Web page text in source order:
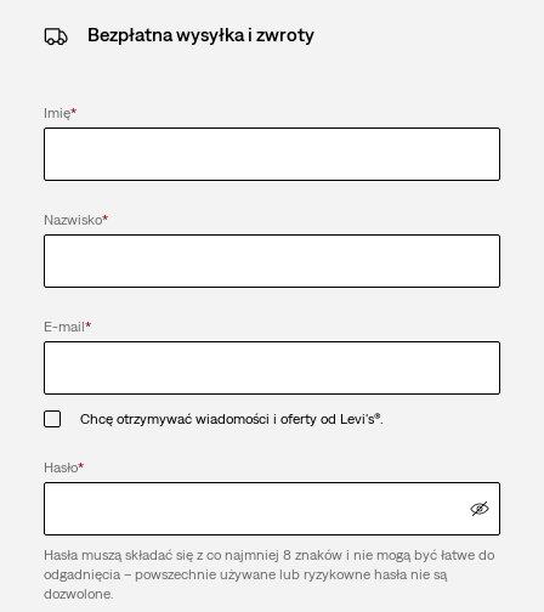
Bezpłatna wysyłka i zwroty
Imię*
Nazwisko*
E-mail*
Chcę otrzymywać wiadomości i oferty od Levi's®.
Hasło*
Hasła muszą składać się z co najmniej 8 znaków i nie mogą być łatwe do
odgadnięcia – powszechnie używane lub ryzykowne hasła nie są
dozwolone.